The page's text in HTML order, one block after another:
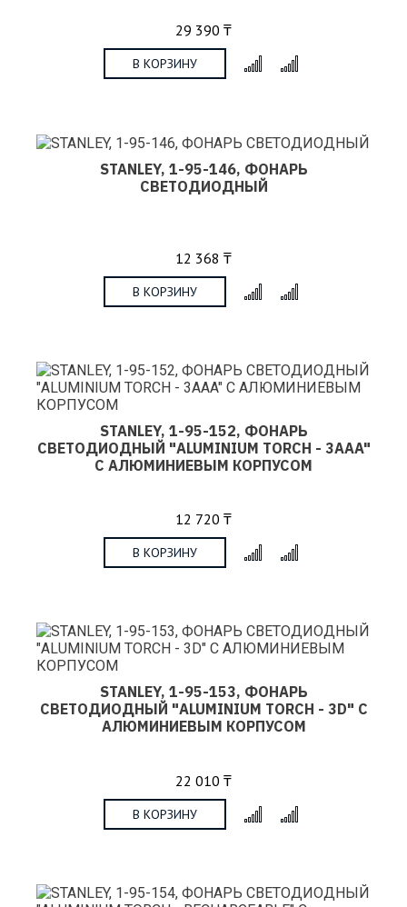
29 390 ₸
В КОРЗИНУ
STANLEY, 1-95-146, ФОНАРЬ
СВЕТОДИОДНЫЙ
12 368 ₸
В КОРЗИНУ
STANLEY, 1-95-152, ФОНАРЬ
СВЕТОДИОДНЫЙ "ALUMINIUM TORCH - 3AAA"
С АЛЮМИНИЕВЫМ КОРПУСОМ
12 720 ₸
В КОРЗИНУ
STANLEY, 1-95-153, ФОНАРЬ
СВЕТОДИОДНЫЙ "ALUMINIUM TORCH - 3D" С
АЛЮМИНИЕВЫМ КОРПУСОМ
22 010 ₸
В КОРЗИНУ